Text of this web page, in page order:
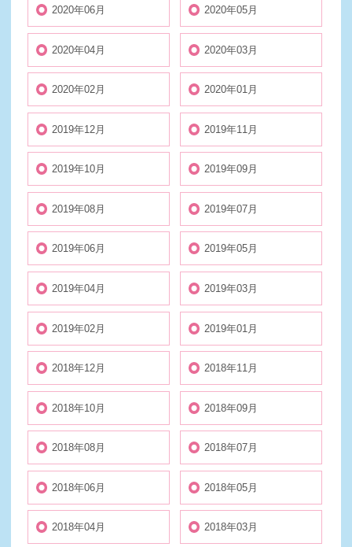
2020年06月 2020年05月
2020年04月 2020年03月
2020年02月 2020年01月
2019年12月 2019年11月
2019年10月 2019年09月
2019年08月 2019年07月
2019年06月 2019年05月
2019年04月 2019年03月
2019年02月 2019年01月
2018年12月 2018年11月
2018年10月 2018年09月
2018年08月 2018年07月
2018年06月 2018年05月
2018年04月 2018年03月